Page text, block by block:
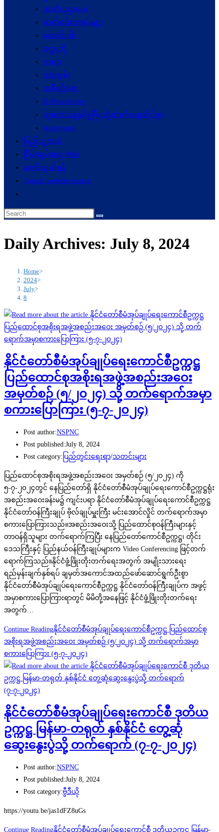
အသိပညာပေး
ဆက်စပ်စာအုပ်များ
ဆောင်းပါး
ဝတ္ထုတို
ကဗျာ
ကာတွန်း
အစီရင်ခံစာ
E-Newsletters
သုတေသနနှင့်ဖွံ့ဖြိုးတိုးတက်ရေးဆိုင်ရာ
Acronyms
ပြည်သူ့အသံ
ငြိမ်းချမ်းရေး Wiki
ဆက်သွယ်ရန်
Toggle website search
Daily Archives: July 8, 2024
Home>
2024>
July>
8
နိုင်ငံတော်စီမံအုပ်ချုပ်ရေးကောင်စီဥက္ကဋ္ဌ
ပြည်ထောင်စုအစိုးရအဖွဲ့အစည်းအဝေး
အမှတ်စဉ် (၅/၂၀၂၄) သို့ တက်ရောက်အမှာ
စကားပြောကြား (၅-၇-၂၀၂၄)
Post author:NSPNC
Post published:July 8, 2024
Post category: ပြည်တွင်းရေးရာ/သတင်းများ
ပြည်ထောင်စုအစိုးရအဖွဲ့အစည်းအဝေး အမှတ်စဉ် (၅/၂၀၂၄) ကို
၅-၇-၂၀၂၄တွင် နေပြည်တော်ရှိ နိုင်ငံတော်စီမံအုပ်ချုပ်ရေးကောင်စီဥက္ကဋ္ဌရုံး
အစည်းအဝေးခန်းမ၌ ကျင်းပရာ နိုင်ငံတော်စီမံအုပ်ချုပ်ရေးကောင်စီဥက္ကဋ္ဌ
နိုင်ငံတော်ဝန်ကြီးချုပ် ဗိုလ်ချုပ်မှူးကြီး မင်းအောင်လှိုင် တက်ရောက်အမှာ
စကားပြောကြားသည်။အစည်းအဝေးသို့ ပြည်ထောင်စုဝန်ကြီးများနှင့်
တာဝန်ရှိသူများ တက်ရောက်ကြပြီး နေပြည်တော်ကောင်စီဥက္ကဋ္ဌ၊ တိုင်း
ဒေသကြီးနှင့် ပြည်နယ်ဝန်ကြီးချုပ်များက Video Conferencing ဖြင့်တက်
ရောက်ကြသည်။နိုင်ငံဖွံ့ဖြိုးတိုးတက်ရေးအတွက် အမျိုးသားရေး
ရည်မှန်းချက်နှစ်ရပ် ချမှတ်အကောင်အထည်ဖော်ဆောင်ရွက်ဦးစွာ
နိုင်ငံတော်စီမံအုပ်ချုပ်ရေးကောင်စီဥက္ကဋ္ဌ နိုင်ငံတော်ဝန်ကြီးချုပ်က အဖွင့်
အမှာစကားပြောကြားရာတွင် မိမိတို့အနေဖြင့် နိုင်ငံဖွံ့ဖြိုးတိုးတက်ရေး
အတွက်…
Continue Readingနိုင်ငံတော်စီမံအုပ်ချုပ်ရေးကောင်စီဥက္ကဋ္ဌ ပြည်ထောင်စု
အစိုးရအဖွဲ့အစည်းအဝေး အမှတ်စဉ် (၅/၂၀၂၄) သို့ တက်ရောက်အမှာ
စကားပြောကြား (၅-၇-၂၀၂၄)
နိုင်ငံတော်စီမံအုပ်ချုပ်ရေးကောင်စီ ဒုတိယ
ဥက္ကဋ္ဌ မြန်မာ-တရုတ် နှစ်နိုင်ငံ တွေ့ဆုံ
ဆွေးနွေးပွဲသို့ တက်ရောက် (၇-၇-၂၀၂၄)
Post author:NSPNC
Post published:July 8, 2024
Post category:ဗွီဒီယို
https://youtu.be/jas1dFZ8uGs
Continue Readingနိုင်ငံတော်စီမံအုပ်ချုပ်ရေးကောင်စီ ဒုတိယဥက္ကဋ္ဌ မြန်မာ-